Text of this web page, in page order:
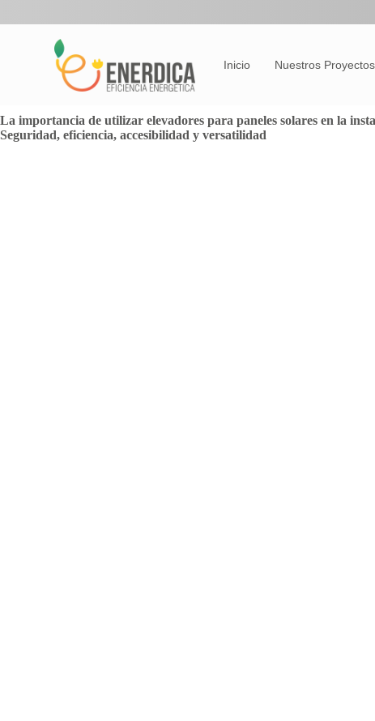
Inicio Nuestros Proyectos
La importancia de utilizar elevadores para paneles solares en la
Seguridad, eficiencia, accesibilidad y versatilidad